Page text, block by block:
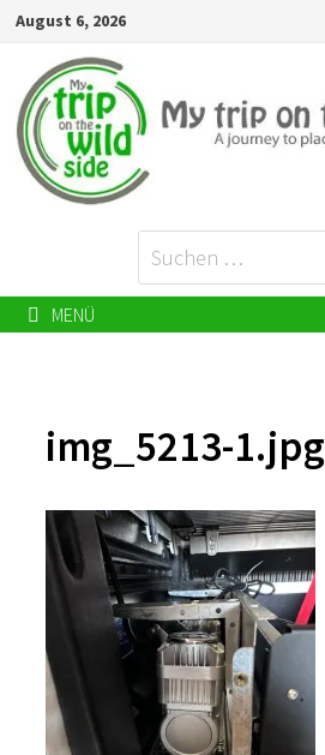
Zurück
Inhalt
August 6, 2026
Suchen
nach:
MENÜ
img_5213-1.jpg